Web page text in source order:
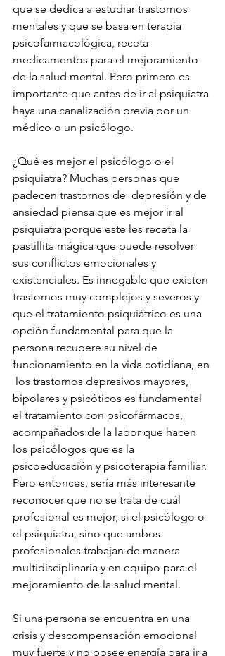
que se dedica a estudiar trastornos
mentales y que se basa en terapia
psicofarmacológica, receta
medicamentos para el mejoramiento
de la salud mental. Pero primero es
importante que antes de ir al psiquiatra
haya una canalización previa por un
médico o un psicólogo.
¿Qué es mejor el psicólogo o el
psiquiatra? Muchas personas que
padecen trastornos de  depresión y de
ansiedad piensa que es mejor ir al
psiquiatra porque este les receta la
pastillita mágica que puede resolver
sus conflictos emocionales y
existenciales. Es innegable que existen
trastornos muy complejos y severos y
que el tratamiento psiquiátrico es una
opción fundamental para que la
persona recupere su nivel de
funcionamiento en la vida cotidiana, en
los trastornos depresivos mayores,
bipolares y psicóticos es fundamental
el tratamiento con psicofármacos,
acompañados de la labor que hacen
los psicólogos que es la
psicoeducación y psicoterapia familiar.
Pero entonces, sería más interesante
reconocer que no se trata de cuál
profesional es mejor, si el psicólogo o
el psiquiatra, sino que ambos
profesionales trabajan de manera
multidisciplinaria y en equipo para el
mejoramiento de la salud mental.
Si una persona se encuentra en una
crisis y descompensación emocional
muy fuerte y no posee energía para ir a